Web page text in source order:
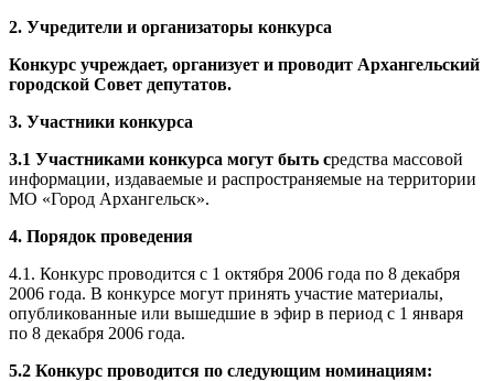
2. Учредители и организаторы конкурса
Конкурс учреждает, организует и проводит Архангельский
городской Совет депутатов.
3. Участники конкурса
3.1 Участниками конкурса могут быть средства массовой
информации, издаваемые и распространяемые на территории
МО «Город Архангельск».
4. Порядок проведения
4.1. Конкурс проводится с 1 октября 2006 года по 8 декабря
2006 года. В конкурсе могут принять участие материалы,
опубликованные или вышедшие в эфир в период с 1 января
по 8 декабря 2006 года.
5.2 Конкурс проводится по следующим номинациям: